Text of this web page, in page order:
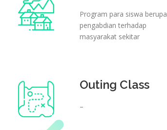
Program para siswa berupa
pengabdian terhadap
masyarakat sekitar
Outing Class
–